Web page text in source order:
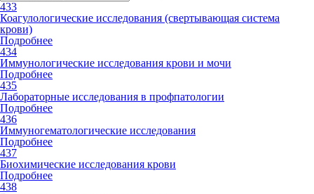
433
Коагулологические исследования (свертывающая система
крови)
Подробнее
434
Иммунологические исследования крови и мочи
Подробнее
435
Лабораторные исследования в профпатологии
Подробнее
436
Иммуногематологические исследования
Подробнее
437
Биохимические исследования крови
Подробнее
438